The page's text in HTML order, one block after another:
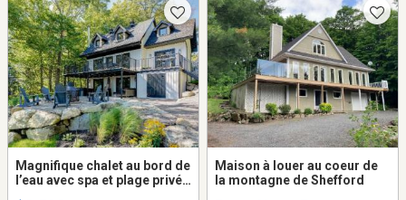
Magnifique chalet au bord de
l’eau avec spa et plage privée
Maison à louer au coeur de
la montagne de Shefford